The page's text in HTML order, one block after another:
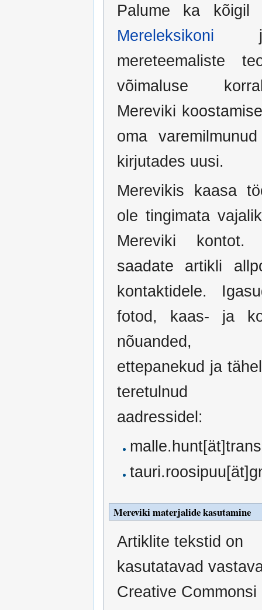
Palume ka kõigil
Mereleksikoni ja
mereteemaliste
võimaluse
Mereviki
oma
kirjutades uusi.
Merevikis kaasa
ole tingimata
Mereviki
saadate artikli
kontaktidele.
fotod, kaas- ja
nõuanded,
ettepanekud ja
teretulnud
aadressidel:
Mereviki materjalide kasutamine
Artiklite tekstid on
kasutatavad
Creative